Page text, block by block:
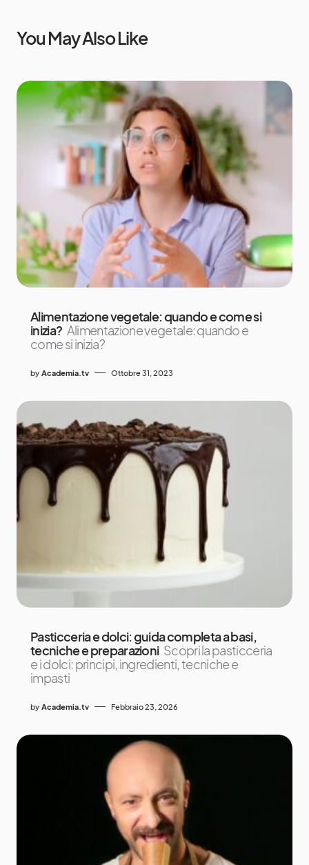
You May Also Like
Alimentazione vegetale: quando e come si
inizia? Alimentazione vegetale: quando e
come si inizia?
by Academia.tv Ottobre 31, 2023
Pasticceria e dolci: guida completa a basi,
tecniche e preparazioni Scopri la pasticceria
e i dolci: principi, ingredienti, tecniche e
impasti
by Academia.tv Febbraio 23, 2026